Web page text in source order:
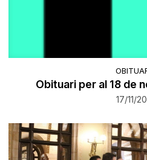
Obituari per al 18 de
17/11/